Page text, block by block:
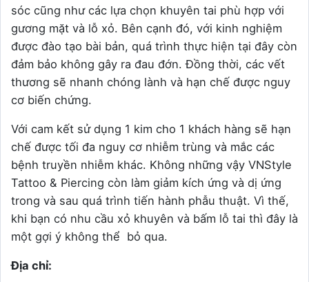
sóc cũng như các lựa chọn khuyên tai phù hợp với
gương mặt và lỗ xỏ. Bên cạnh đó, với kinh nghiệm
được đào tạo bài bản, quá trình thực hiện tại đây còn
đảm bảo không gây ra đau đớn. Đồng thời, các vết
thương sẽ nhanh chóng lành và hạn chế được nguy
cơ biến chứng.
Với cam kết sử dụng 1 kim cho 1 khách hàng sẽ hạn
chế được tối đa nguy cơ nhiễm trùng và mắc các
bệnh truyền nhiễm khác. Không những vậy VNStyle
Tattoo & Piercing còn làm giảm kích ứng và dị ứng
trong và sau quá trình tiến hành phẫu thuật. Vì thế,
khi bạn có nhu cầu xỏ khuyên và bấm lỗ tai thì đây là
một gợi ý không thể bỏ qua.
Địa chỉ: